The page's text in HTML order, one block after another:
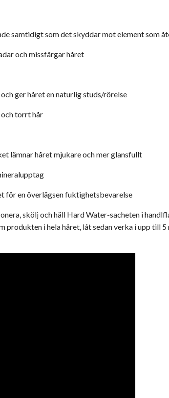
samtidigt som det skyddar mot element som
och missfärgar håret
ger håret en naturlig studs/rörelse
torrt hår
lämnar håret mjukare och mer glansfullt
för en överlägsen fuktighetsbevarelse
skölj och häll Hard Water-sacheten i
i hela håret, låt sedan verka i upp till